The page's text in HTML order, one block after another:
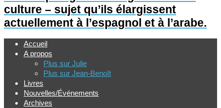
culture – sujet qu’ils élargissent
actuellement à l’espagnol et à l’arabe.
Accueil
A propos
Plus sur Julie
Plus sur Jean-Benoît
Livres
Nouvelles/Événements
Archives